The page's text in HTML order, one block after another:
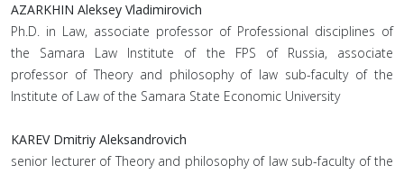
AZARKHIN Aleksey Vladimirovich
Ph.D. in Law, associate professor of Professional disciplines of
the Samara Law Institute of the FPS of Russia, associate
professor of Theory and philosophy of law sub-faculty of the
Institute of Law of the Samara State Economic University
KAREV Dmitriy Aleksandrovich
senior lecturer of Theory and philosophy of law sub-faculty of the